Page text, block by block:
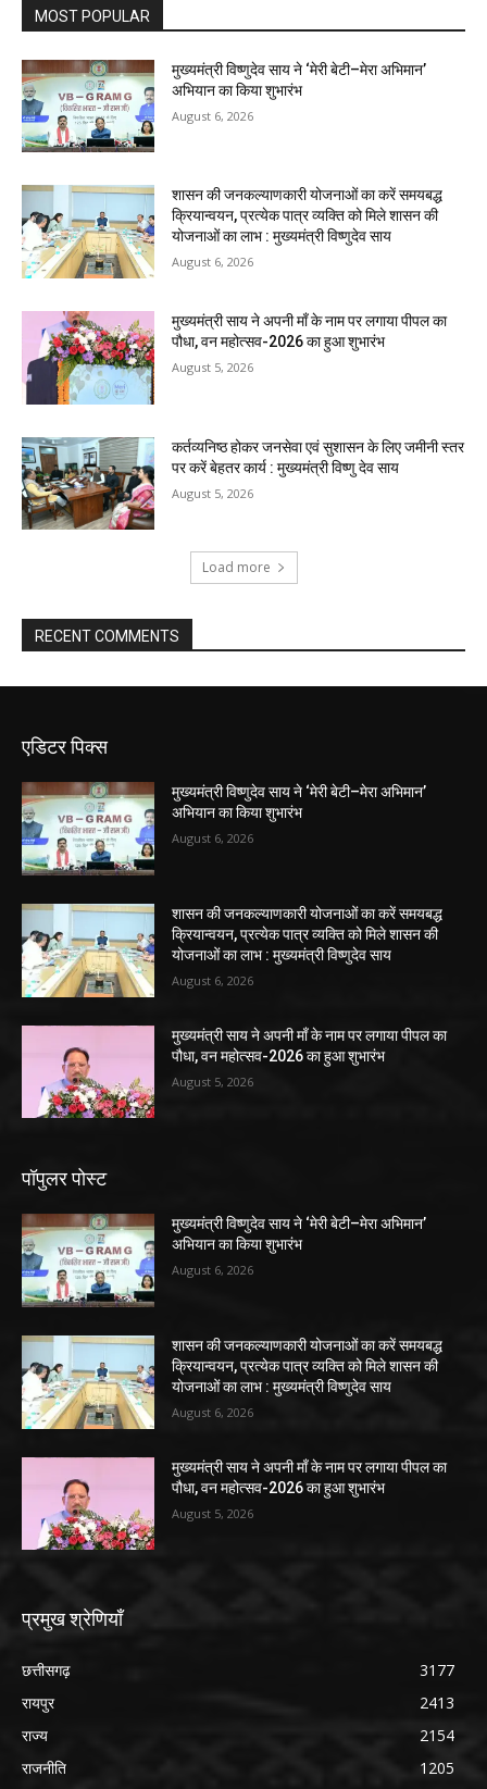
MOST POPULAR
मुख्यमंत्री विष्णुदेव साय ने ‘मेरी बेटी–मेरा अभिमान’
अभियान का किया शुभारंभ
August 6, 2026
शासन की जनकल्याणकारी योजनाओं का करें समयबद्ध
क्रियान्वयन, प्रत्येक पात्र व्यक्ति को मिले शासन की
योजनाओं का लाभ : मुख्यमंत्री विष्णुदेव साय
August 6, 2026
मुख्यमंत्री साय ने अपनी माँ के नाम पर लगाया पीपल का
पौधा, वन महोत्सव-2026 का हुआ शुभारंभ
August 5, 2026
कर्तव्यनिष्ठ होकर जनसेवा एवं सुशासन के लिए जमीनी स्तर
पर करें बेहतर कार्य : मुख्यमंत्री विष्णु देव साय
August 5, 2026
Load more
RECENT COMMENTS
एडिटर पिक्स
मुख्यमंत्री विष्णुदेव साय ने ‘मेरी बेटी–मेरा अभिमान’
अभियान का किया शुभारंभ
August 6, 2026
शासन की जनकल्याणकारी योजनाओं का करें समयबद्ध
क्रियान्वयन, प्रत्येक पात्र व्यक्ति को मिले शासन की
योजनाओं का लाभ : मुख्यमंत्री विष्णुदेव साय
August 6, 2026
मुख्यमंत्री साय ने अपनी माँ के नाम पर लगाया पीपल का
पौधा, वन महोत्सव-2026 का हुआ शुभारंभ
August 5, 2026
पॉपुलर पोस्ट
मुख्यमंत्री विष्णुदेव साय ने ‘मेरी बेटी–मेरा अभिमान’
अभियान का किया शुभारंभ
August 6, 2026
शासन की जनकल्याणकारी योजनाओं का करें समयबद्ध
क्रियान्वयन, प्रत्येक पात्र व्यक्ति को मिले शासन की
योजनाओं का लाभ : मुख्यमंत्री विष्णुदेव साय
August 6, 2026
मुख्यमंत्री साय ने अपनी माँ के नाम पर लगाया पीपल का
पौधा, वन महोत्सव-2026 का हुआ शुभारंभ
August 5, 2026
प्रमुख श्रेणियाँ
छत्तीसगढ़
3177
रायपुर
2413
राज्य
2154
राजनीति
1205